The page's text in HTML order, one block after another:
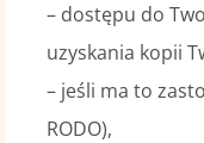
– dostępu do
uzyskania kopii
– jeśli ma to
RODO),